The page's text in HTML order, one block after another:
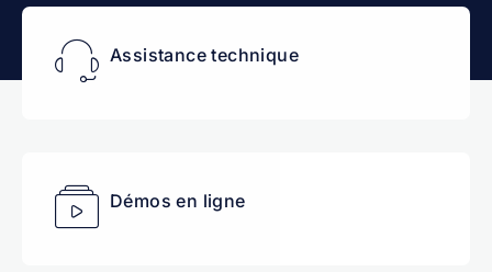
Assistance technique
Démos en ligne